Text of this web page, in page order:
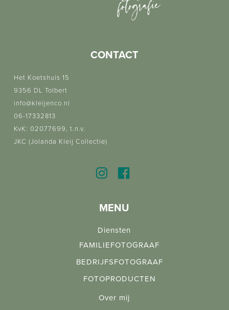
CONTACT
Het Koetshuis 15
9356 DL Tolbert
info@kleijenco.nl
06-17332813
KvK: 02077699, t.n.v.
JKC (Jolanda Kleij Collectie)
MENU
Diensten
FAMILIEFOTOGRAAF
BEDRIJFSFOTOGRAAF
FOTOPRODUCTEN
Over mij